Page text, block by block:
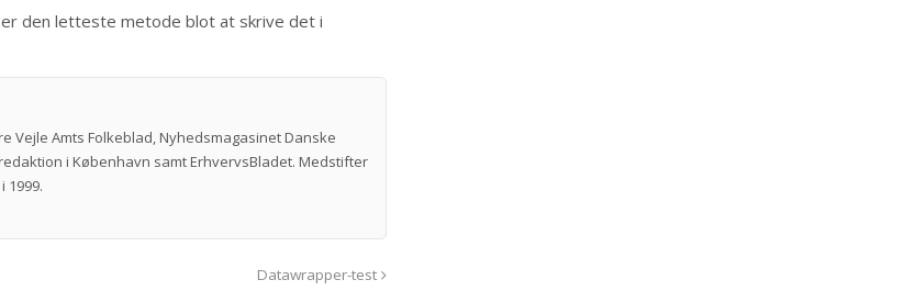
den letteste metode blot at skrive det i
Vejle Amts Folkeblad, Nyhedsmagasinet Danske
i København samt ErhvervsBladet. Medstifter
1999.
Datawrapper-test